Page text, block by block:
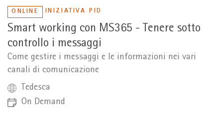
ONLINE INIZIATIVA PID
Smart working con MS365 - Tenere sotto
controllo i messaggi
Come gestire i messaggi e le informazioni nei vari
canali di comunicazione
Tedesca
On Demand